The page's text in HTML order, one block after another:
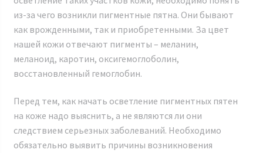
из-за чего возникли пигментные пятна. Они бывают
как врожденными, так и приобретенными. За цвет
нашей кожи отвечают пигменты – меланин,
меланоид, каротин, оксигемоглоболин,
восстановленный гемоглобин.
Перед тем, как начать осветление пигментных пятен
на коже надо выяснить, а не являются ли они
следствием серьезных заболеваний. Необходимо
обязательно выявить причины возникновения